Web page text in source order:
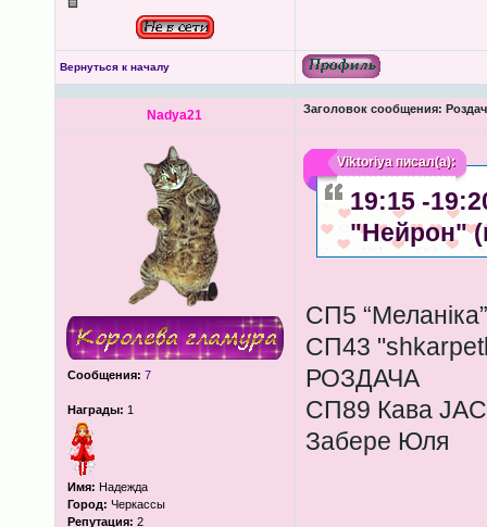
Вернуться к началу
Nadya21 Заголовок сообщения:
Сообщения: 7
Награды: 1
Имя: Надежда
Город: Черкассы
Репутация: 2
Viktoriyaписал(а):
19:15 -
"Нейрон"
СП5
СП43
РОЗДАЧА
СП89 Кава
Забере Юля